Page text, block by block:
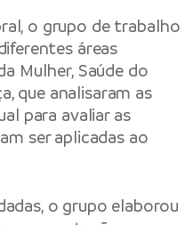
o grupo de trabalho
áreas
Mulher, Saúde do
que analisaram as
para avaliar as
ser aplicadas ao
o grupo elaborou